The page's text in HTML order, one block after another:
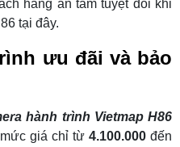
hàng an tâm tuyệt đối khi
tại đây.
ưu đãi và bảo
hành trình Vietmap H86
giá chỉ từ 4.100.000 đến